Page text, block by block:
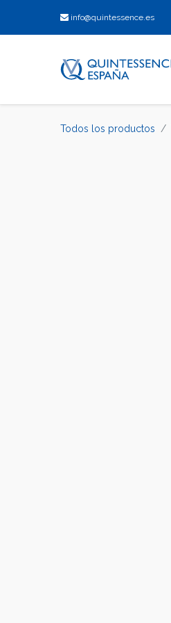
info@quintessence.es
Todos los productos